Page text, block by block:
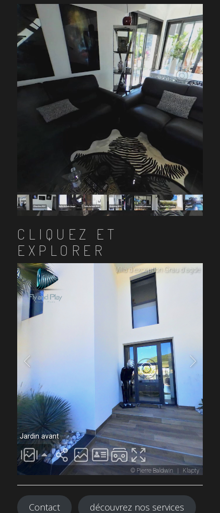
CLIQUEZ ET
EXPLORER
Contact découvrez nos services